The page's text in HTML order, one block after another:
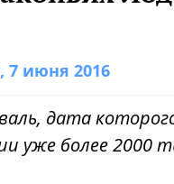
, 7 июня 2016
дата
уже более 2000